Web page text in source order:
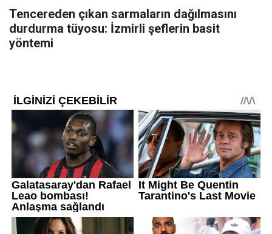
Tencereden çıkan sarmaların dağılmasını
durdurma tüyosu: İzmirli şeflerin basit
yöntemi